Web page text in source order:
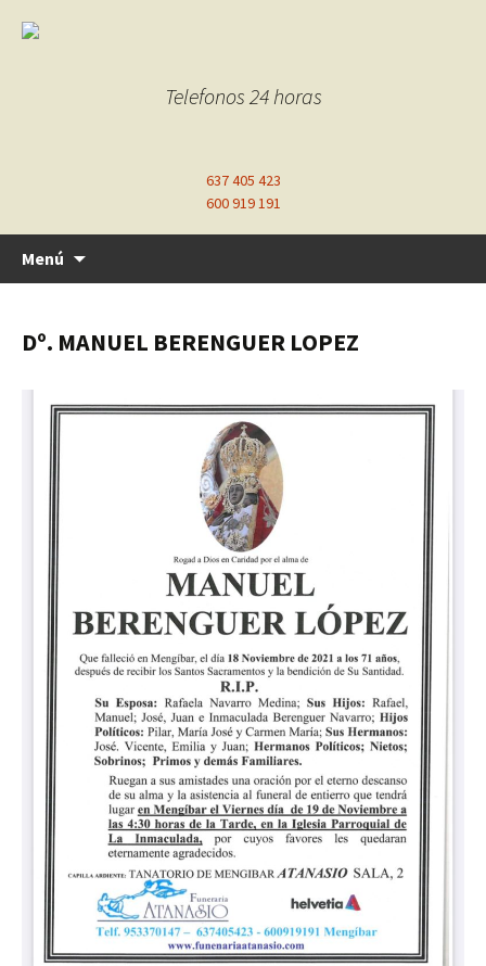
Telefonos 24 horas
637 405 423
600 919 191
Menú
Dº. MANUEL BERENGUER LOPEZ